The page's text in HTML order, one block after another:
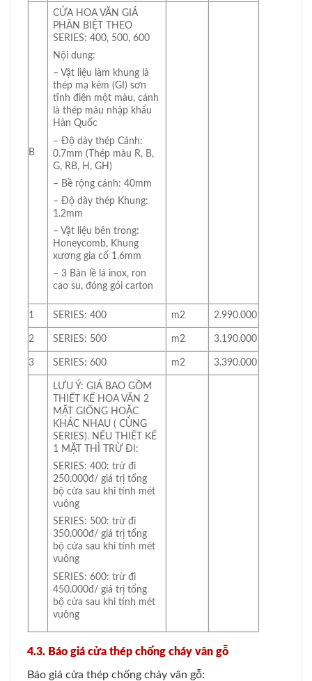
B
CỬA HOA VĂN GIÁ
PHÂN BIỆT THEO
SERIES: 400, 500, 600
Nội dung:
– Vật liệu làm khung là
thép mạ kẽm (GI) sơn
tĩnh điện một màu, cánh
là thép màu nhập khẩu
Hàn Quốc
– Độ dày thép Cánh:
0.7mm (Thép màu R, B,
G, RB, H, GH)
– Bề rộng cánh: 40mm
– Độ dày thép Khung:
1.2mm
– Vật liệu bên trong:
Honeycomb, Khung
xương gia cố 1.6mm
– 3 Bản lề lá inox, ron
cao su, đóng gói carton
1 SERIES: 400 m2 2.990.000
2 SERIES: 500 m2 3.190.000
3 SERIES: 600 m2 3.390.000
LƯU Ý: GIÁ BAO GỒM
THIẾT KẾ HOA VĂN 2
MẶT GIỐNG HOẶC
KHÁC NHAU ( CÙNG
SERIES). NẾU THIẾT KẾ
1 MẶT THÌ TRỪ ĐI:
SERIES: 400: trừ đi
250.000đ/ giá trị tổng
bộ cửa sau khi tính mét
vuông
SERIES: 500: trừ đi
350.000đ/ giá trị tổng
bộ cửa sau khi tính mét
vuông
SERIES: 600: trừ đi
450.000đ/ giá trị tổng
bộ cửa sau khi tính mét
vuông
4.3. Báo giá cửa thép chống cháy vân gỗ
Báo giá cửa thép chống cháy vân gỗ: